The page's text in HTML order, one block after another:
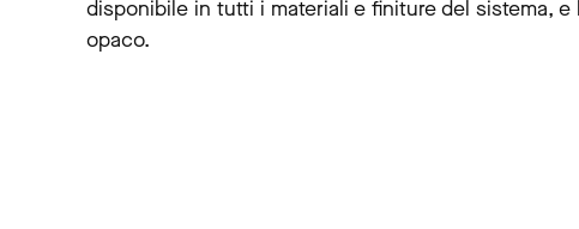
disponibile in tutti i materiali e finiture del sistema,
opaco.